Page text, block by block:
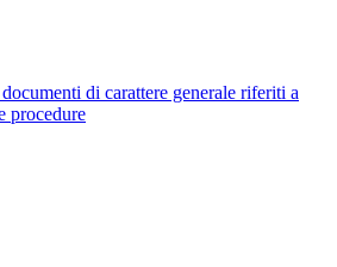
di carattere generale riferiti a
procedure